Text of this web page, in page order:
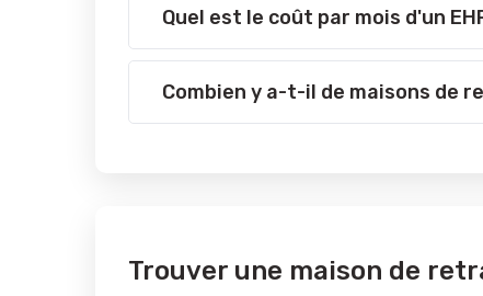
Quel est le coût par mois d'un
Combien y a-t-il de maisons de
Trouver une maison de